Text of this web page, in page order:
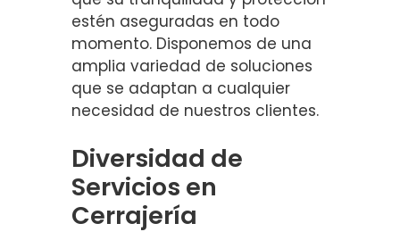
estén aseguradas en todo
momento. Disponemos de una
amplia variedad de soluciones
que se adaptan a cualquier
necesidad de nuestros clientes.
Diversidad de
Servicios en
Cerrajería